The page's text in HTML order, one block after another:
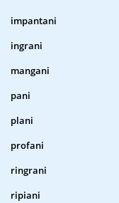
impantani
ingrani
mangani
pani
plani
profani
ringrani
ripiani